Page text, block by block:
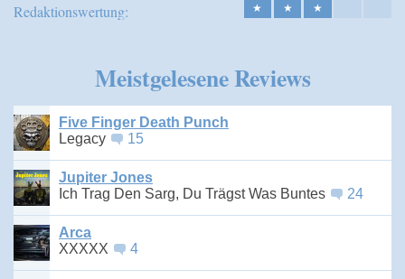
Redaktionswertung: ★ ★ ★
Meistgelesene Reviews
Five Finger Death Punch
Legacy
15
Jupiter Jones
Ich Trag Den Sarg, Du Trägst Was Buntes
24
Arca
XXXXX
4